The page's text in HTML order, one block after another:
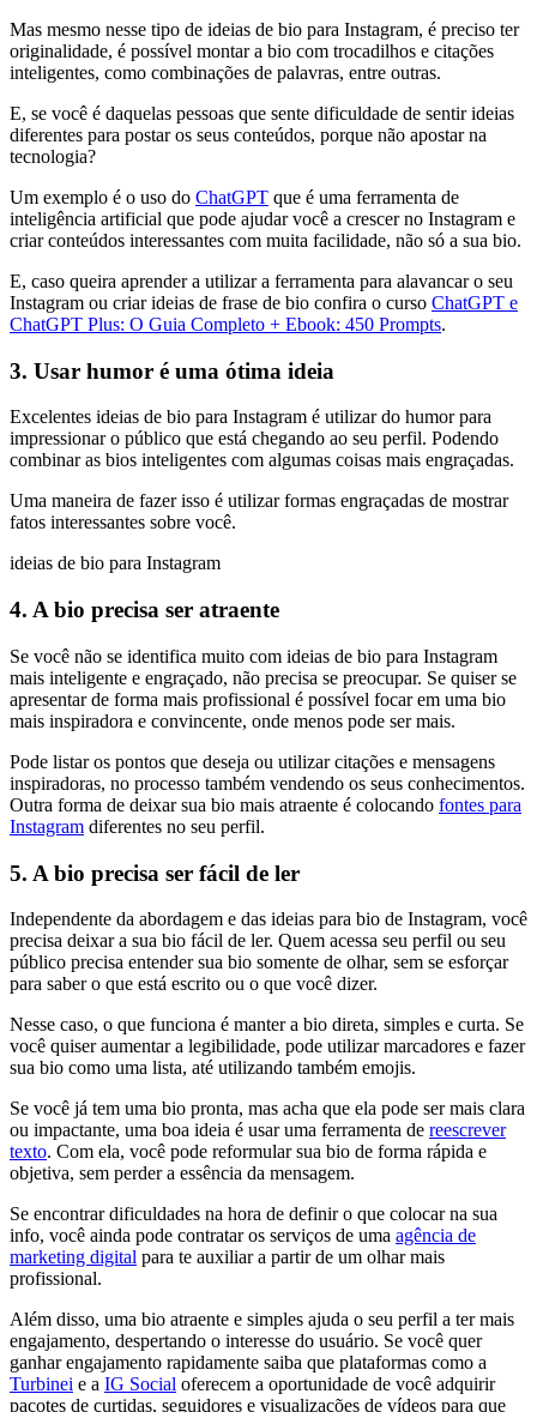
Mas mesmo nesse tipo de ideias de bio para Instagram, é preciso ter
originalidade, é possível montar a bio com trocadilhos e citações
inteligentes, como combinações de palavras, entre outras.
E, se você é daquelas pessoas que sente dificuldade de sentir ideias
diferentes para postar os seus conteúdos, porque não apostar na
tecnologia?
Um exemplo é o uso do ChatGPT que é uma ferramenta de
inteligência artificial que pode ajudar você a crescer no Instagram e
criar conteúdos interessantes com muita facilidade, não só a sua bio.
E, caso queira aprender a utilizar a ferramenta para alavancar o seu
Instagram ou criar ideias de frase de bio confira o curso ChatGPT e
ChatGPT Plus: O Guia Completo + Ebook: 450 Prompts.
3. Usar humor é uma ótima ideia
Excelentes ideias de bio para Instagram é utilizar do humor para
impressionar o público que está chegando ao seu perfil. Podendo
combinar as bios inteligentes com algumas coisas mais engraçadas.
Uma maneira de fazer isso é utilizar formas engraçadas de mostrar
fatos interessantes sobre você.
ideias de bio para Instagram
4. A bio precisa ser atraente
Se você não se identifica muito com ideias de bio para Instagram
mais inteligente e engraçado, não precisa se preocupar. Se quiser se
apresentar de forma mais profissional é possível focar em uma bio
mais inspiradora e convincente, onde menos pode ser mais.
Pode listar os pontos que deseja ou utilizar citações e mensagens
inspiradoras, no processo também vendendo os seus conhecimentos.
Outra forma de deixar sua bio mais atraente é colocando fontes para
Instagram diferentes no seu perfil.
5. A bio precisa ser fácil de ler
Independente da abordagem e das ideias para bio de Instagram, você
precisa deixar a sua bio fácil de ler. Quem acessa seu perfil ou seu
público precisa entender sua bio somente de olhar, sem se esforçar
para saber o que está escrito ou o que você dizer.
Nesse caso, o que funciona é manter a bio direta, simples e curta. Se
você quiser aumentar a legibilidade, pode utilizar marcadores e fazer
sua bio como uma lista, até utilizando também emojis.
Se você já tem uma bio pronta, mas acha que ela pode ser mais clara
ou impactante, uma boa ideia é usar uma ferramenta de reescrever
texto. Com ela, você pode reformular sua bio de forma rápida e
objetiva, sem perder a essência da mensagem.
Se encontrar dificuldades na hora de definir o que colocar na sua
info, você ainda pode contratar os serviços de uma agência de
marketing digital para te auxiliar a partir de um olhar mais
profissional.
Além disso, uma bio atraente e simples ajuda o seu perfil a ter mais
engajamento, despertando o interesse do usuário. Se você quer
ganhar engajamento rapidamente saiba que plataformas como a
Turbinei e a IG Social oferecem a oportunidade de você adquirir
pacotes de curtidas, seguidores e visualizações de vídeos para que